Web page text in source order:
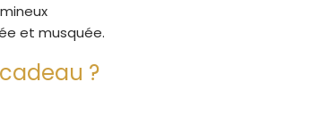
et musquée.
?